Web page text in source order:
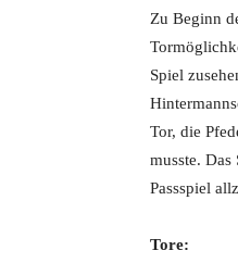
Zu Beginn
Spiel
Tor, die
musste.
Passspiel
Tore: